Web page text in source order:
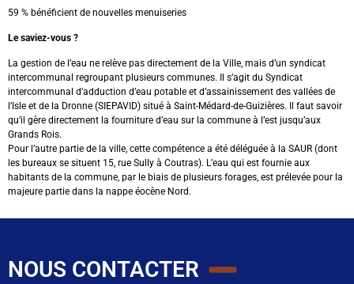
59 % bénéficient de nouvelles menuiseries
Le saviez-vous ?
La gestion de l’eau ne relève pas directement de la Ville, mais d’un syndicat
intercommunal regroupant plusieurs communes. Il s’agit du Syndicat
intercommunal d’adduction d’eau potable et d’assainissement des vallées de
l’Isle et de la Dronne (SIEPAVID) situé à Saint-Médard-de-Guizières. Il faut savoir
qu’il gère directement la fourniture d’eau sur la commune à l’est jusqu’aux
Grands Rois.
Pour l’autre partie de la ville, cette compétence a été déléguée à la SAUR (dont
les bureaux se situent 15, rue Sully à Coutras). L’eau qui est fournie aux
habitants de la commune, par le biais de plusieurs forages, est prélevée pour la
majeure partie dans la nappe éocène Nord.
NOUS CONTACTER